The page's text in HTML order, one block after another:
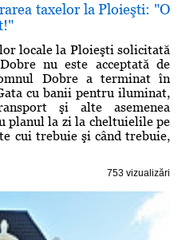
taxelor la Ploieşti: "O
locale la Ploieşti solicitată
nu este acceptată de
Dobre a terminat în
cu banii pentru iluminat,
şi alte asemenea
planul la zi la cheltuielile pe
cui trebuie şi când trebuie,
753 vizualizări